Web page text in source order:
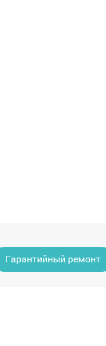
Гарантийный ремонт